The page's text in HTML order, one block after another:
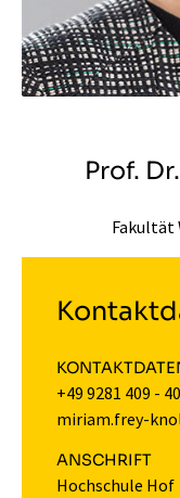
Prof.
Fakultät
+49 9281 409 -
miriam.frey-
ANSCHRIFT
Hochschule Hof